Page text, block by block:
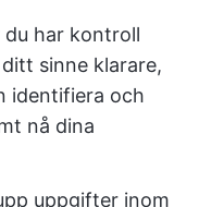
du har kontroll
sinne klarare,
identifiera och
nå dina
uppgifter inom